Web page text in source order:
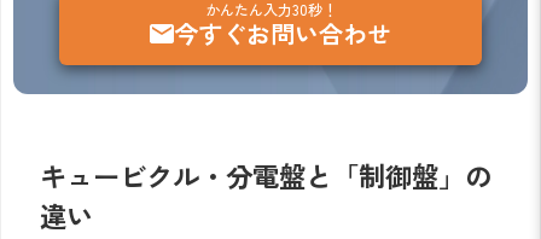
かんたん入力30秒！
今すぐお問い合わせ
キュービクル・分電盤と「制御盤」の
違い